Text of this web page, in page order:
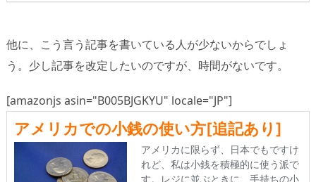
他に、こう言う記事を書いている人が少ないからでしょ
う。少し記事を改定したいのですが、時間がないです。
[amazonjs asin="B005BJGKYU" locale="JP"]